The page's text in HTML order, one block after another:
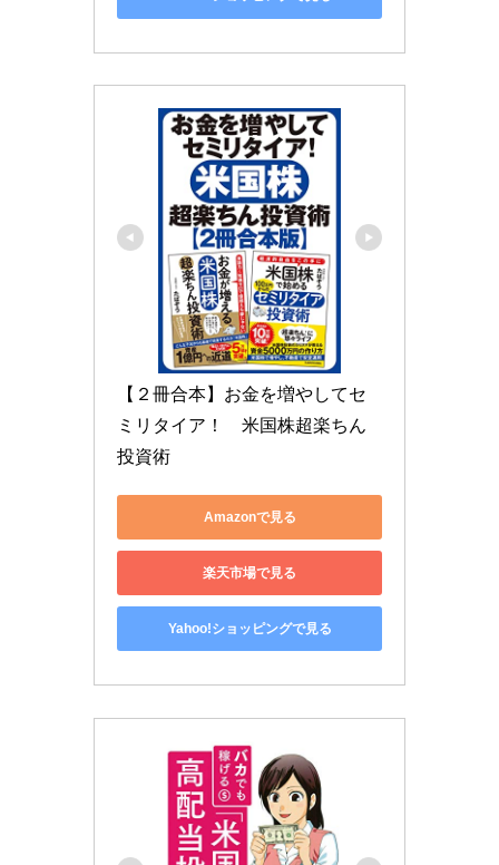
【２冊合本】お金を増やしてセ
ミリタイア！　米国株超楽ちん
投資術
Amazonで見る
楽天市場で見る
Yahoo!ショッピングで見る